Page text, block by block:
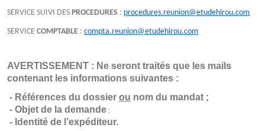
SERVICE SUIVI DES PROCEDURES : procedures.reunion@etudehirou.com
SERVICE COMPTABLE : compta.reunion@etudehirou.com
AVERTISSEMENT : Ne seront traités que les mails
contenant les informations suivantes :
- Références du dossier ou nom du mandat ;
- Objet de la demande ;
- Identité de l’expéditeur.